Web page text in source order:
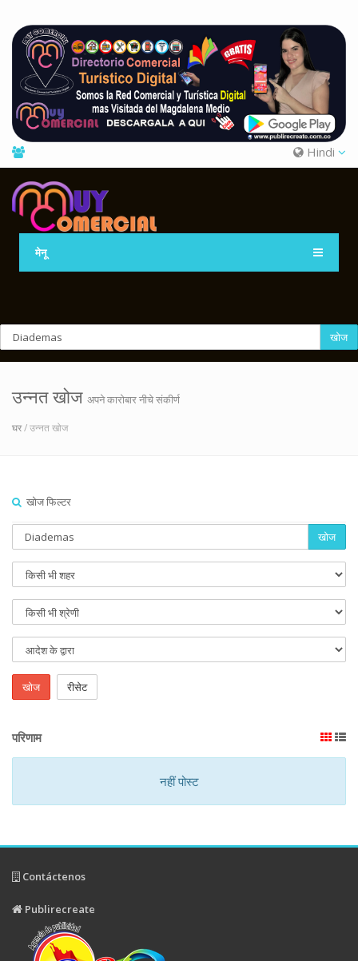
Hindi
मेनू
खोज
उन्नत खोज अपने कारोबार नीचे संकीर्ण
घर/ उन्नत खोज
खोज फिल्टर
खोज
खोज रीसेट
परिणाम
नहीं पोस्ट
Contáctenos
Publirecreate